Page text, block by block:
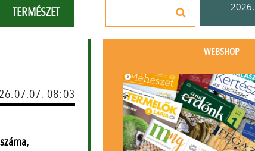
TERMÉSZET
08:03
WEBSHOP